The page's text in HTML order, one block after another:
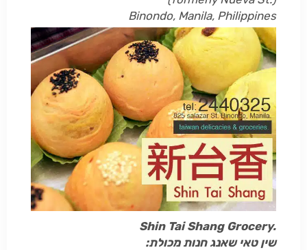
Binondo, Manila, Philippines
Shin Tai Shang Grocery.
שין טאי שאנג חנות מכולת: